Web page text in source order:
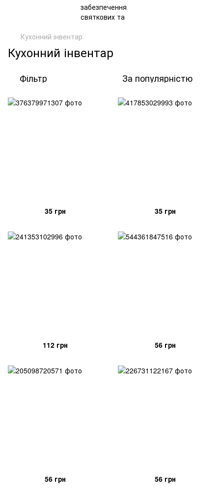
Кухонний інвентар
Кухонний інвентар
Фільтр За популярністю
35 грн 35 грн
112 грн 56 грн
56 грн 56 грн